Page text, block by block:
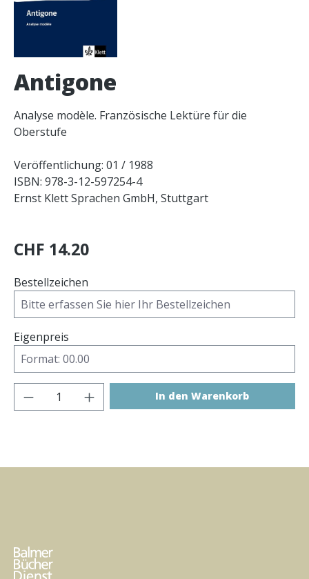
Antigone
Analyse modèle. Französische Lektüre für die
Oberstufe
Veröffentlichung: 01 / 1988
ISBN: 978-3-12-597254-4
Ernst Klett Sprachen GmbH, Stuttgart
CHF 14.20
Bestellzeichen
Eigenpreis
Produkt Anzahl: Gib den gewünschten
In den Warenkorb